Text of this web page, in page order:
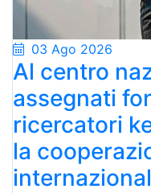
03 Ago 2026
Al centro
assegnati
ricercatori
la